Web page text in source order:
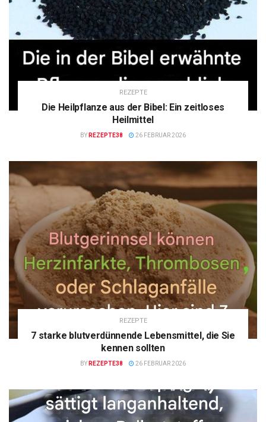
REZEPTE
Die Heilpflanze aus der Bibel: Ein zeitloses
Heilmittel
BY REZEPTE38 26 FEBRUAR 2026
REZEPTE
7 starke blutverdünnende Lebensmittel, die Sie
kennen sollten
BY REZEPTE38 26 FEBRUAR 2026